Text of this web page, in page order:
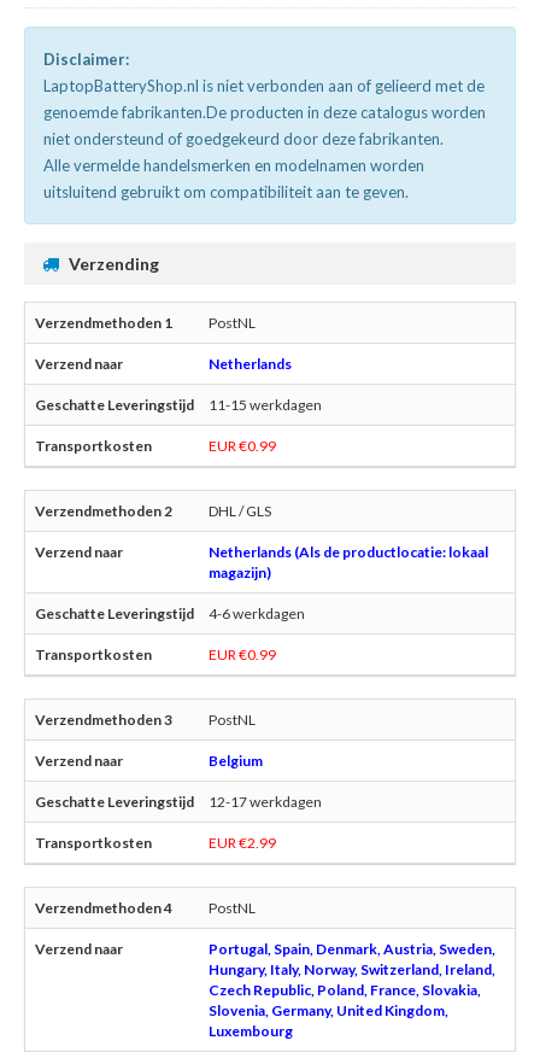
Disclaimer:
LaptopBatteryShop.nl is niet verbonden aan of gelieerd met de
genoemde fabrikanten.De producten in deze catalogus worden
niet ondersteund of goedgekeurd door deze fabrikanten.
Alle vermelde handelsmerken en modelnamen worden
uitsluitend gebruikt om compatibiliteit aan te geven.
Verzending
PostNL
Netherlands
11-15 werkdagen
EUR €0.99
DHL / GLS
Netherlands (Als de productlocatie: lokaal
magazijn)
4-6 werkdagen
EUR €0.99
PostNL
Belgium
12-17 werkdagen
EUR €2.99
PostNL
Portugal, Spain, Denmark, Austria, Sweden,
Hungary, Italy, Norway, Switzerland, Ireland,
Czech Republic, Poland, France, Slovakia,
Slovenia, Germany, United Kingdom,
Luxembourg